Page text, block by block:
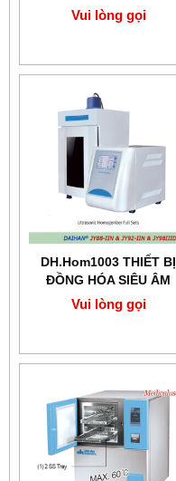
WISD
Vui lòng gọi
DH.Hom1003 THIẾT BỊ
ĐỒNG HÓA SIÊU ÂM
Vui lòng gọi